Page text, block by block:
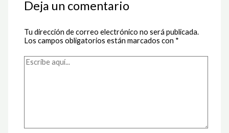
Deja un comentario
Tu dirección de correo electrónico no será publicada.
Los campos obligatorios están marcados con *
Escribe